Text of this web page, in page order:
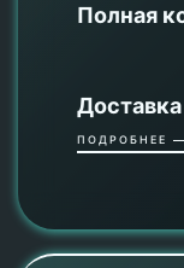
Полная
ПОДРОБНЕЕ